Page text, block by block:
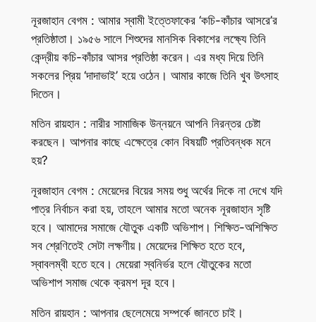
নূরজাহান বেগম : আমার স্বামী ইত্তেফাকের ‘কচি-কাঁচার আসরে’র
প্রতিষ্ঠাতা। ১৯৫৬ সালে শিশুদের মানসিক বিকাশের লক্ষ্যে তিনি
কেন্দ্রীয় কচি-কাঁচার আসর প্রতিষ্ঠা করেন। এর মধ্য দিয়ে তিনি
সকলের প্রিয় ‘দাদাভাই’ হয়ে ওঠেন। আমার কাজে তিনি খুব উৎসাহ
দিতেন।
মতিন রায়হান : নারীর সামাজিক উন্নয়নে আপনি নিরন্তর চেষ্টা
করছেন। আপনার কাছে এক্ষেত্রে কোন বিষয়টি প্রতিবন্ধক মনে
হয়?
নূরজাহান বেগম : মেয়েদের বিয়ের সময় শুধু অর্থের দিকে না দেখে যদি
পাত্র নির্বাচন করা হয়, তাহলে আমার মতো অনেক নূরজাহান সৃষ্টি
হবে। আমাদের সমাজে যৌতুক একটি অভিশাপ। শিক্ষিত-অশিক্ষিত
সব শ্রেণিতেই সেটা লক্ষণীয়। মেয়েদের শিক্ষিত হতে হবে,
স্বাবলম্বী হতে হবে। মেয়েরা স্বনির্ভর হলে যৌতুকের মতো
অভিশাপ সমাজ থেকে ক্রমশ দূর হবে।
মতিন রায়হান : আপনার ছেলেমেয়ে সম্পর্কে জানতে চাই।